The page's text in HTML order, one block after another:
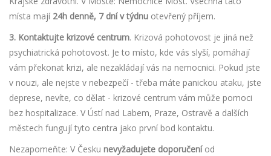
místa mají 24h denně, 7 dní v týdnu otevřený příjem.
3. Kontaktujte krizové centrum. Krizová pohotovost je jiná než
psychiatrická pohotovost. Je to místo, kde vás slyší, pomáhají
vám překonat krizi, ale nezakládají vás na nemocnici. Pokud jste
v nouzi, ale nejste v nebezpečí - třeba máte panickou ataku, jste
deprese, nevíte, co dělat - krizové centrum vám může pomoci
bez hospitalizace. V Ústí nad Labem, Praze, Ostravě a dalších
městech fungují tyto centra jako první bod kontaktu.
Nezapomeňte: V Česku nevyžadujete doporučeníod